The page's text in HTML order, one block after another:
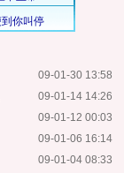
09-01-30 13:58
09-01-14 14:26
09-01-12 00:03
09-01-06 16:14
09-01-04 08:33